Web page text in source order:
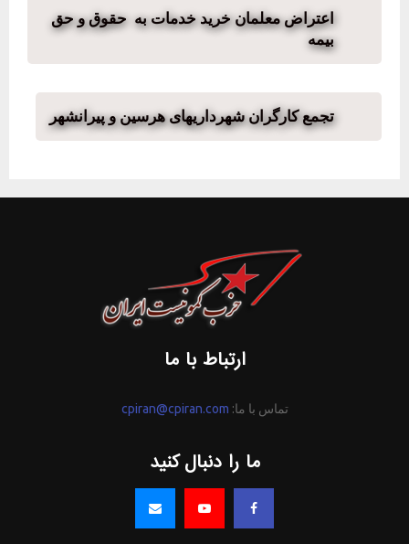
اعتراض معلمان خرید خدمات به حقوق و حق
بیمه
تجمع کارگران شهرداریهای هرسین و پیرانشهر
ارتباط با ما
تماس با ما: cpiran@cpiran.com
ما را دنبال کنید